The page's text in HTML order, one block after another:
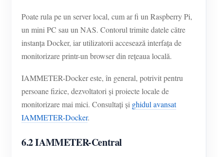
Poate rula pe un server local, cum ar fi un Raspberry Pi,
un mini PC sau un NAS. Contorul trimite datele către
instanța Docker, iar utilizatorii accesează interfața de
monitorizare printr-un browser din rețeaua locală.
IAMMETER-Docker este, în general, potrivit pentru
persoane fizice, dezvoltatori și proiecte locale de
monitorizare mai mici. Consultați și ghidul avansat
IAMMETER-Docker.
6.2 IAMMETER-Central